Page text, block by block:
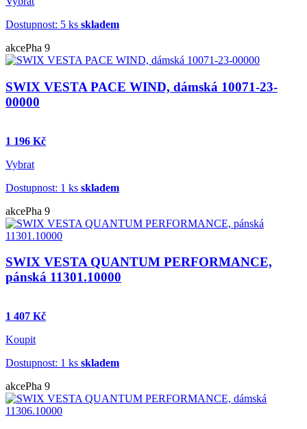
Dostupnost: 5 ks skladem
akcePha 9
SWIX VESTA PACE WIND, dámská 10071-23-
00000
1 196 Kč
Vybrat
Dostupnost: 1 ks skladem
akcePha 9
SWIX VESTA QUANTUM PERFORMANCE,
pánská 11301.10000
1 407 Kč
Koupit
Dostupnost: 1 ks skladem
akcePha 9